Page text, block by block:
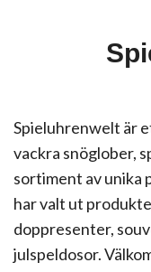
Spieluhrenwelt är
vackra snöglober,
sortiment av unika
har valt ut
doppresenter,
julspeldosor.